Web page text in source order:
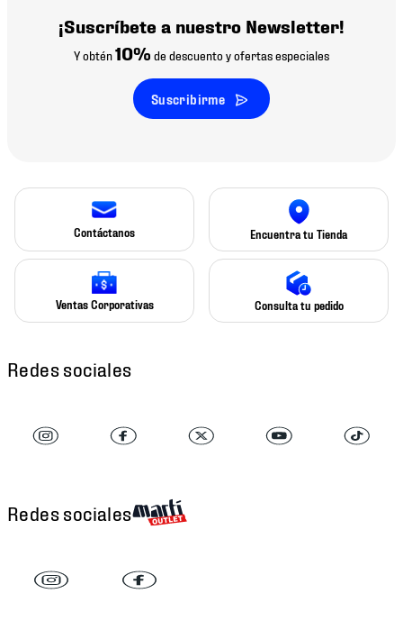
¡Suscríbete a nuestro Newsletter!
Y obtén10% de descuento y ofertas especiales
Suscribirme
Contáctanos Encuentra tu Tienda
Ventas Corporativas Consulta tu pedido
Redes sociales
Redes sociales